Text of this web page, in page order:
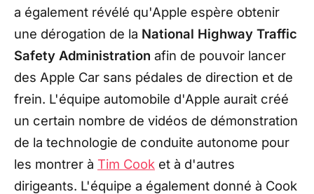
a également révélé qu'Apple espère obtenir
une dérogation de la National Highway Traffic
Safety Administration afin de pouvoir lancer
des Apple Car sans pédales de direction et de
frein. L'équipe automobile d'Apple aurait créé
un certain nombre de vidéos de démonstration
de la technologie de conduite autonome pour
les montrer à Tim Cook et à d'autres
dirigeants. L'équipe a également donné à Cook